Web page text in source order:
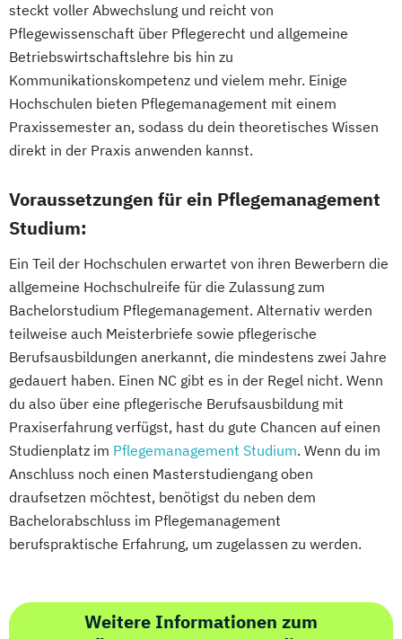
steckt voller Abwechslung und reicht von
Pflegewissenschaft über Pflegerecht und allgemeine
Betriebswirtschaftslehre bis hin zu
Kommunikationskompetenz und vielem mehr. Einige
Hochschulen bieten Pflegemanagement mit einem
Praxissemester an, sodass du dein theoretisches Wissen
direkt in der Praxis anwenden kannst.
Voraussetzungen für ein Pflegemanagement
Studium:
Ein Teil der Hochschulen erwartet von ihren Bewerbern die
allgemeine Hochschulreife für die Zulassung zum
Bachelorstudium Pflegemanagement. Alternativ werden
teilweise auch Meisterbriefe sowie pflegerische
Berufsausbildungen anerkannt, die mindestens zwei Jahre
gedauert haben. Einen NC gibt es in der Regel nicht. Wenn
du also über eine pflegerische Berufsausbildung mit
Praxiserfahrung verfügst, hast du gute Chancen auf einen
Studienplatz im Pflegemanagement Studium. Wenn du im
Anschluss noch einen Masterstudiengang oben
draufsetzen möchtest, benötigst du neben dem
Bachelorabschluss im Pflegemanagement
berufspraktische Erfahrung, um zugelassen zu werden.
Weitere Informationen zum